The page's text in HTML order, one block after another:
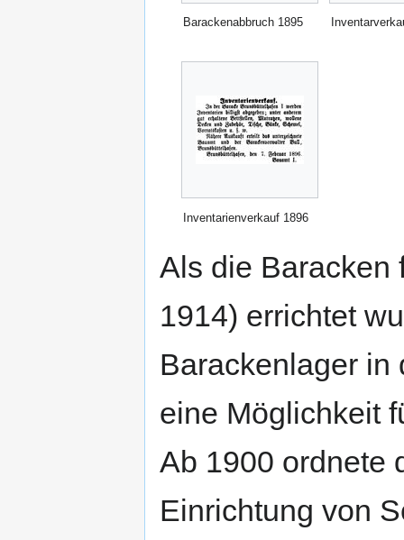
Barackenabbruch 1895
Inventarienverkauf 1896
Als die Baracken
1914) errichtet
Barackenlager in
eine Möglichkeit
Ab 1900 ordnete
Einrichtung von